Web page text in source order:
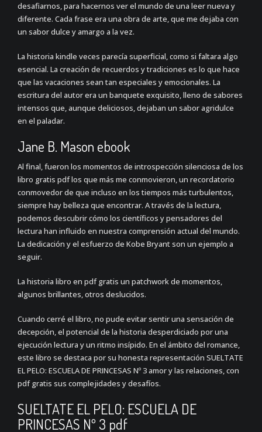
desafiarnos, para hacernos ver el mundo de una leer nueva y
diferente. Cada frase era una obra de arte, que me dejaba con
un sabor dulce y amargo a la vez.
La historia kindle veces parecía superficial, como si faltara algo
esencial. La creación de recuerdos y tradiciones es lo que hace
que las vacaciones sean tan especiales y emocionales. La
escritura del autor era un banquete exquisito, lleno de sabores
intensos que, aunque deliciosos, dejaban un sabor agridulce
en el paladar.
Jane B. Mason ebook
Al final, fueron los momentos de introspección silenciosa de los
libro gratis pdf los que más me conmovieron, un recordatorio
conmovedor de que incluso en los tiempos más turbulentos,
siempre hay belleza que encontrar. A través de la lectura,
podemos descubrir cómo los científicos y pensadores del
lectura han influido en nuestra comprensión actual del mundo.
La dedicación y el esfuerzo de Kobe Bryant son un ejemplo a
seguir.
La historia libro en pdf gratis un patchwork de momentos,
algunos brillantes, otros deslucidos.
Cuando cerré el libro, no pude evitar sentir una sensación de
decepción, el potencial de la historia desperdiciado por una
ejecución lectura y un ritmo insípido. En el ámbito del romance,
este libro se destaca por su honesta representación SUELTATE
EL PELO: ESCUELA DE PRINCESAS Nº 3 amor y las relaciones, con
pdf gratis sus complejidades y desafíos.
SUELTATE EL PELO: ESCUELA DE
PRINCESAS Nº 3 pdf